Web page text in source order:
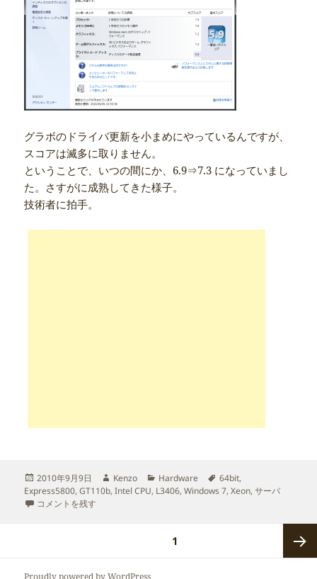
グラボのドライバ更新を小まめにやっているんですが、
スコアは滅多に取りません。
ということで、いつの間にか、6.9⇒7.3 になっていまし
た。さすがに成熟してきた様子。
技術者に拍手。
投
稿
日:
2010年9月9日
作
成
Kenzo
カ
テ
Hardware
タ
グ
64bit,
Express5800,GT110b,Intel CPU, L3406,Windows 7,Xeon,サーバ
NEC Express5800/GT110b に Windows 7 インストール に
コメントを残す
1
Proudly powered by WordPress